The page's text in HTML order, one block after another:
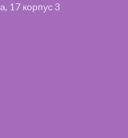
17 корпус 3